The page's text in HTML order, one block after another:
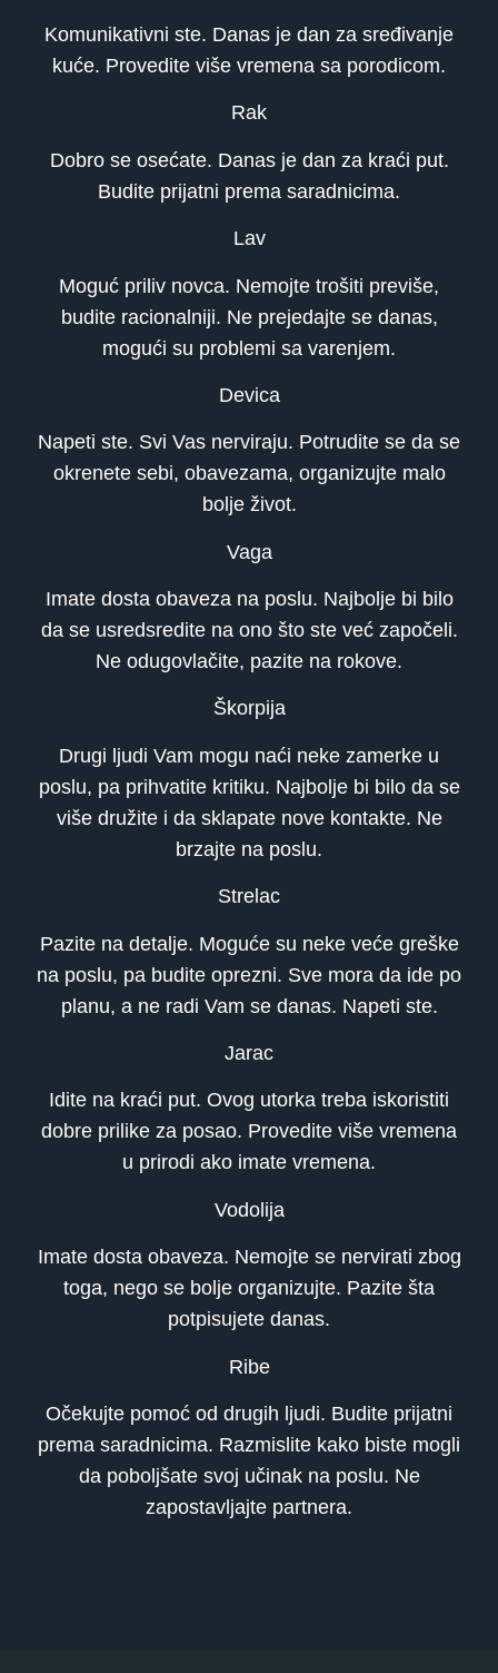
Komunikativni ste. Danas je dan za sređivanje
kuće. Provedite više vremena sa porodicom.
Rak
Dobro se osećate. Danas je dan za kraći put.
Budite prijatni prema saradnicima.
Lav
Moguć priliv novca. Nemojte trošiti previše,
budite racionalniji. Ne prejedajte se danas,
mogući su problemi sa varenjem.
Devica
Napeti ste. Svi Vas nerviraju. Potrudite se da se
okrenete sebi, obavezama, organizujte malo
bolje život.
Vaga
Imate dosta obaveza na poslu. Najbolje bi bilo
da se usredsredite na ono što ste već započeli.
Ne odugovlačite, pazite na rokove.
Škorpija
Drugi ljudi Vam mogu naći neke zamerke u
poslu, pa prihvatite kritiku. Najbolje bi bilo da se
više družite i da sklapate nove kontakte. Ne
brzajte na poslu.
Strelac
Pazite na detalje. Moguće su neke veće greške
na poslu, pa budite oprezni. Sve mora da ide po
planu, a ne radi Vam se danas. Napeti ste.
Jarac
Idite na kraći put. Ovog utorka treba iskoristiti
dobre prilike za posao. Provedite više vremena
u prirodi ako imate vremena.
Vodolija
Imate dosta obaveza. Nemojte se nervirati zbog
toga, nego se bolje organizujte. Pazite šta
potpisujete danas.
Ribe
Očekujte pomoć od drugih ljudi. Budite prijatni
prema saradnicima. Razmislite kako biste mogli
da poboljšate svoj učinak na poslu. Ne
zapostavljajte partnera.